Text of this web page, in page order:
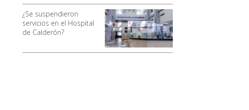
¿Se suspendieron
servicios en el Hospital
de Calderón?